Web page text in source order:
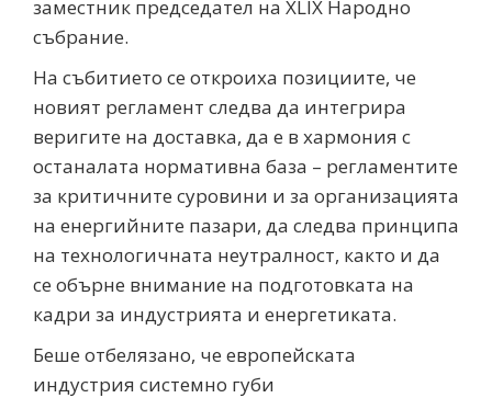
заместник председател на XLIX Народно
събрание.
На събитието се откроиха позициите, че
новият регламент следва да интегрира
веригите на доставка, да е в хармония с
останалата нормативна база – регламентите
за критичните суровини и за организацията
на енергийните пазари, да следва принципа
на технологичната неутралност, както и да
се обърне внимание на подготовката на
кадри за индустрията и енергетиката.
Беше отбелязано, че европейската
индустрия системно губи